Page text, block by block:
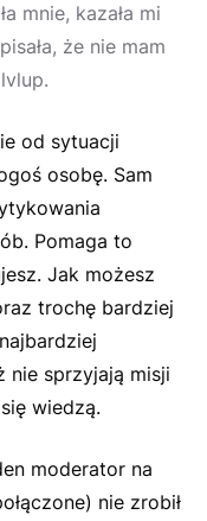
mnie, kazała mi
że nie mam
od sytuacji
osobę. Sam
Pomaga to
Jak możesz
trochę bardziej
nie sprzyjają misji
wiedzą.
moderator na
nie zrobił